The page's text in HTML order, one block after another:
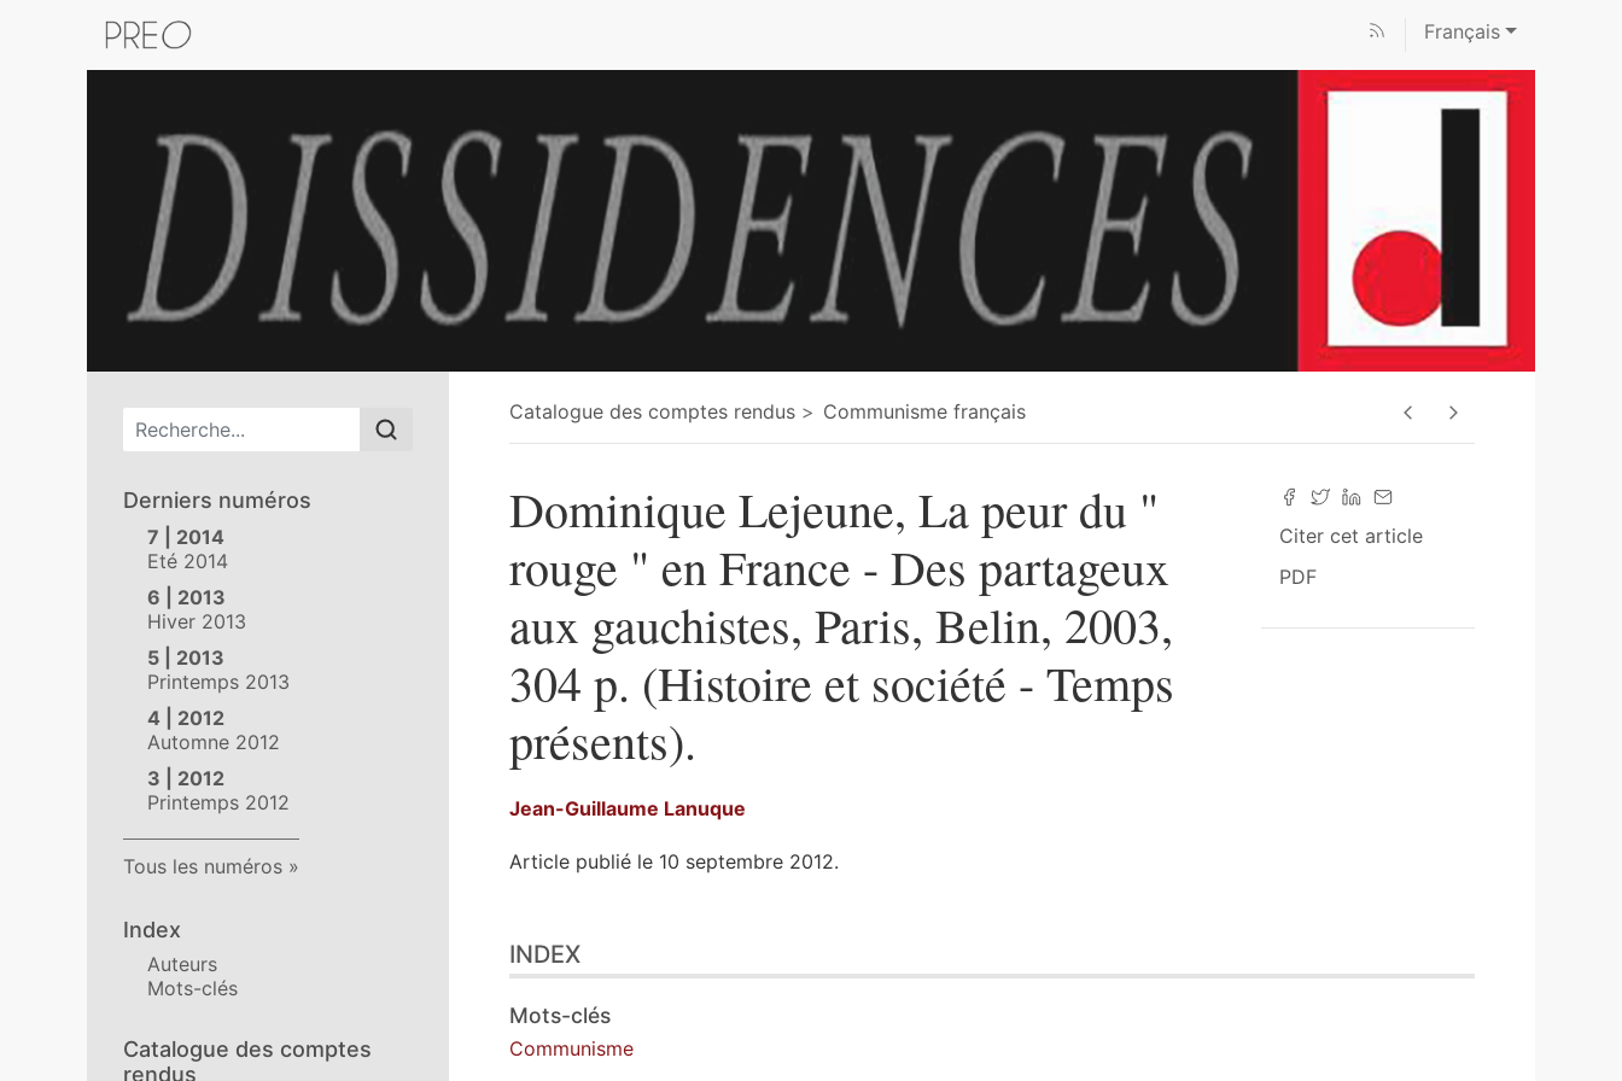
Français
Menu principal
Derniers numéros
7 | 2014
Eté 2014
6 | 2013
Hiver 2013
5 | 2013
Printemps 2013
4 | 2012
Automne 2012
3 | 2012
Printemps 2012
Tous les numéros
Index
Auteurs
Mots-clés
Catalogue des comptes
rendus
Catalogue des comptes rendus Communisme français
Citer cet article
PDF
Dominique Lejeune, La peur du "
rouge " en France - Des partageux
aux gauchistes, Paris, Belin, 2003,
304 p. (Histoire et société - Temps
présents).
Jean-Guillaume Lanuque
Article publié le 10 septembre 2012.
Texte
Illustrations
Citer cet article
Auteur
INDEX
Mots-clés
Communisme